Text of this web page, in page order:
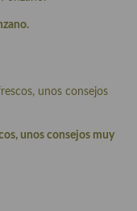
unos consejos muy